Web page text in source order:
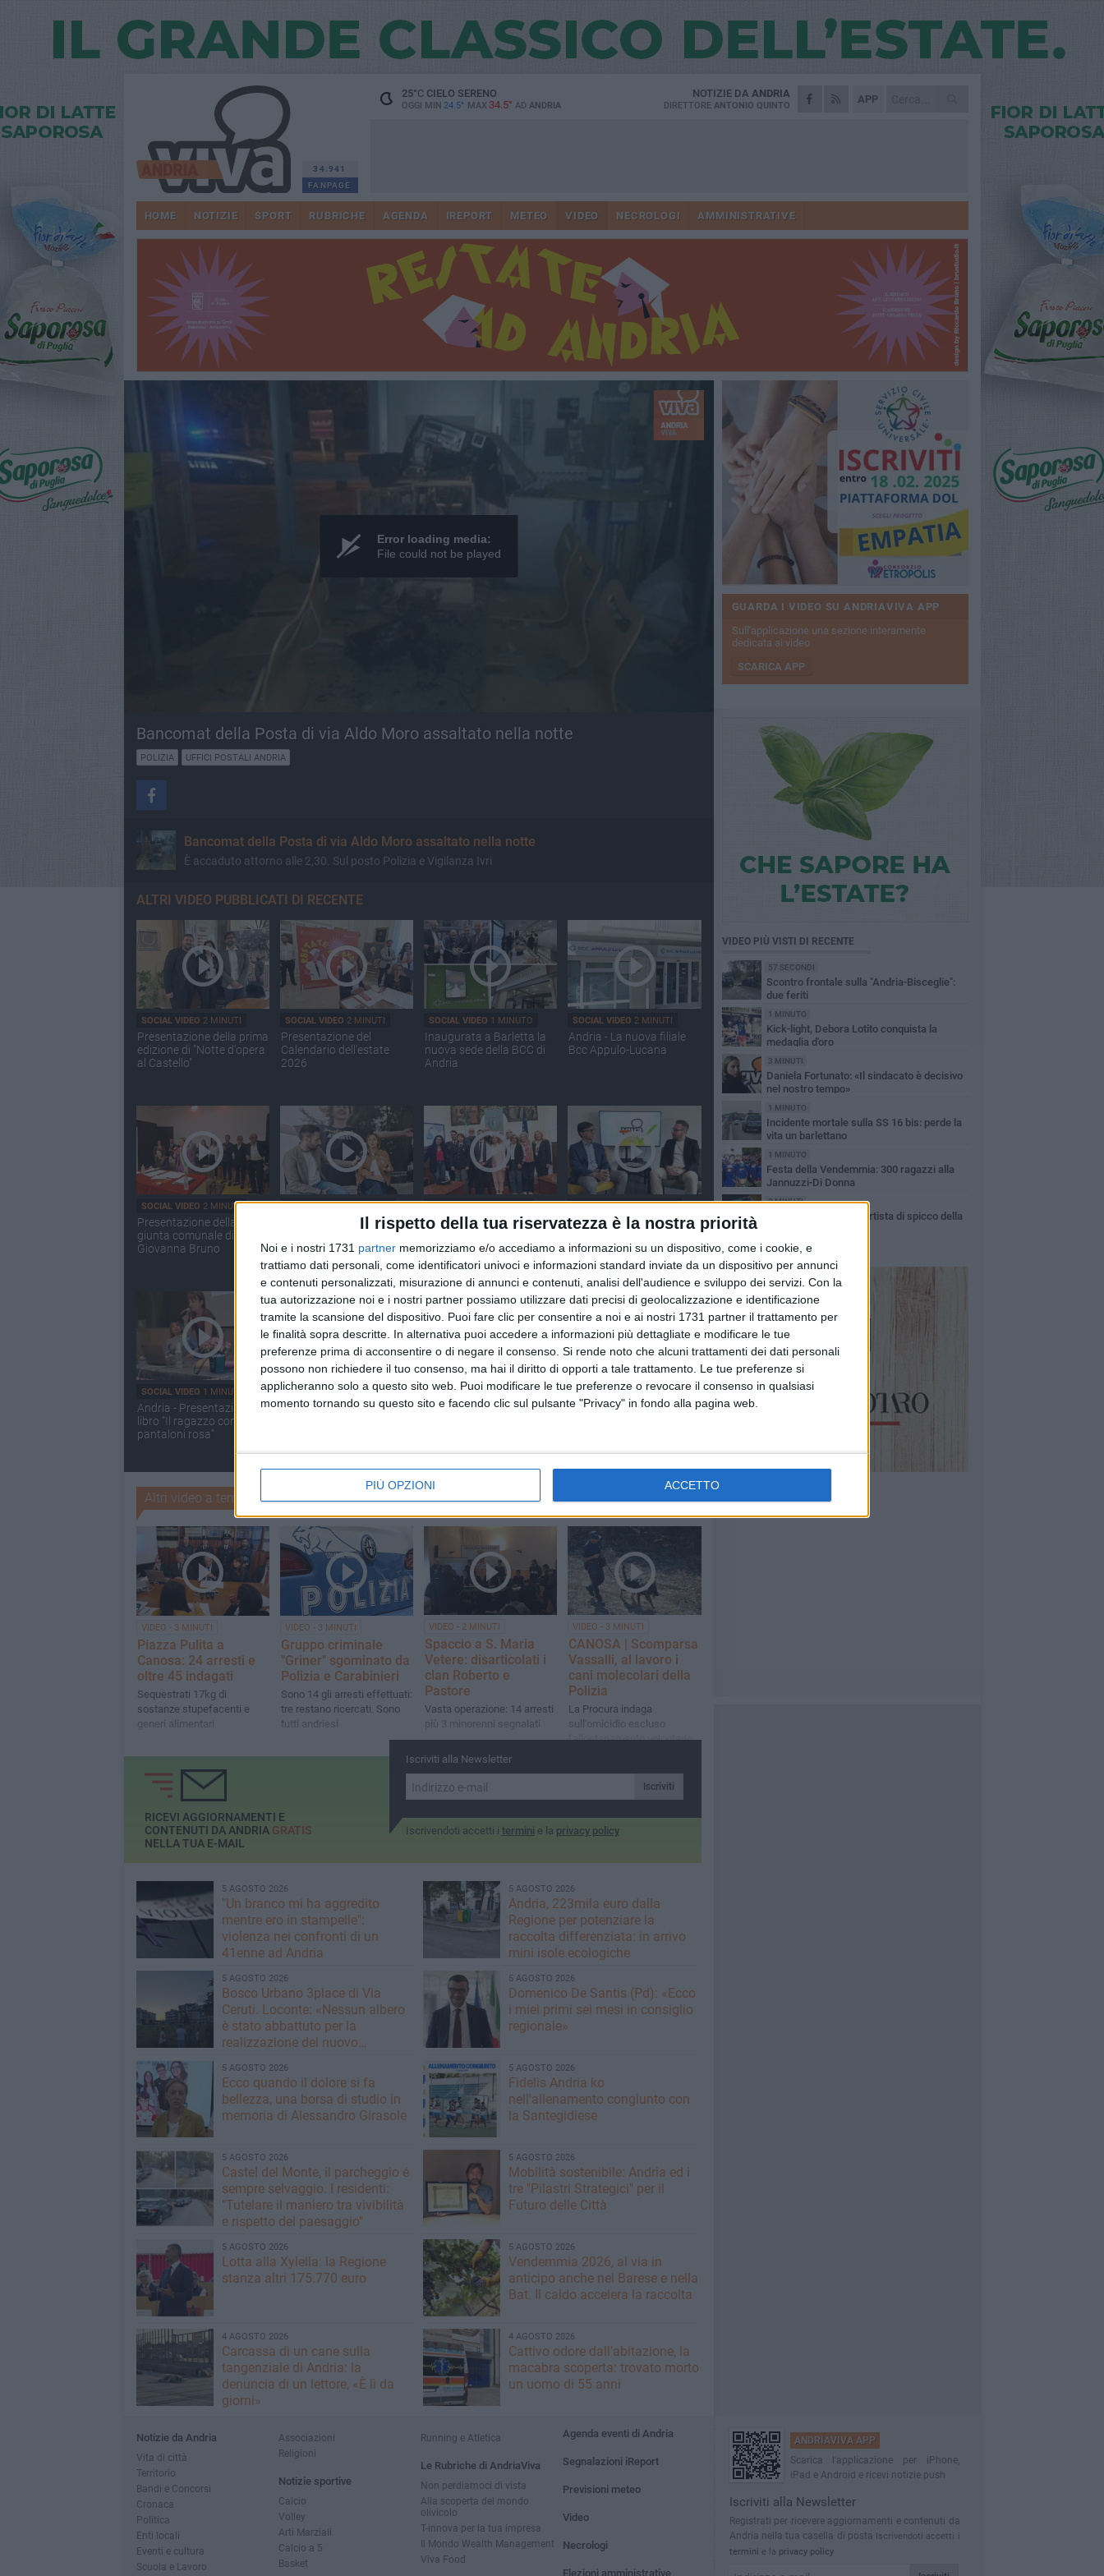
Il rispetto della tua riservatezza è la nostra priorità
Noi e i nostri 1731 partner memorizziamo e/o accediamo a informazioni su un dispositivo, come i cookie, e
trattiamo dati personali, come identificatori univoci e informazioni standard inviate da un dispositivo per annunci
e contenuti personalizzati, misurazione di annunci e contenuti, analisi dell'audience e sviluppo dei servizi. Con la
tua autorizzazione noi e i nostri partner possiamo utilizzare dati precisi di geolocalizzazione e identificazione
tramite la scansione del dispositivo. Puoi fare clic per consentire a noi e ai nostri 1731 partner il trattamento per
le finalità sopra descritte. In alternativa puoi accedere a informazioni più dettagliate e modificare le tue
preferenze prima di acconsentire o di negare il consenso. Si rende noto che alcuni trattamenti dei dati personali
possono non richiedere il tuo consenso, ma hai il diritto di opporti a tale trattamento. Le tue preferenze si
applicheranno solo a questo sito web. Puoi modificare le tue preferenze o revocare il consenso in qualsiasi
momento tornando su questo sito e facendo clic sul pulsante "Privacy" in fondo alla pagina web.
PIÙ OPZIONI ACCETTO
34.941
FANPAGE
25°CCIELO SERENO
OGGI MIN 24.5° MAX 34.5° AD ANDRIA
APP
NOTIZIE DA ANDRIA
DIRETTORE ANTONIO QUINTO
HOME NOTIZIE SPORT RUBRICHE AGENDA IREPORT METEO VIDEO NECROLOGI AMMINISTRATIVE
Error loading media:
File could not be played
Bancomat della Posta di via Aldo Moro assaltato nella notte
POLIZIA UFFICI POSTALI ANDRIA
Bancomat della Posta di via Aldo Moro assaltato nella notte
È accaduto attorno alle 2,30. Sul posto Polizia e Vigilanza Ivri
ALTRI VIDEO PUBBLICATI DI RECENTE
SOCIAL VIDEO 2 MINUTI
Presentazione della prima
edizione di "Notte d'opera
al Castello"
SOCIAL VIDEO 2 MINUTI
Presentazione del
Calendario dell'estate
2026
SOCIAL VIDEO 1 MINUTO
Inaugurata a Barletta la
nuova sede della BCC di
Andria
SOCIAL VIDEO 2 MINUTI
Andria - La nuova filiale
Bcc Appulo-Lucana
SOCIAL VIDEO 2 MINUTI
Presentazione della
giunta comunale di
Giovanna Bruno
SOCIAL VIDEO11 MINUTI
Speciale Viva Verso il
amministrative 2026 ad
Andria: Giovanna Bruno
SOCIAL VIDEO3 MINUTI
Presentazione del
la modulistica unica per la
tutela dei minori
SOCIAL VIDEO11 MINUTI
Speciale Viva Verso il
amministrative 2026 ad
Andria: Sabino
SOCIAL VIDEO 1 MINUTO
Andria - Presentazione
libro "Il ragazzo con i
pantaloni rosa"
SOCIAL VIDEO2 MINUTI
Andria - Incontro pubblico
SOCIAL VIDEO4 MINUTI
Azione sceglie il
SOCIAL VIDEO 2 MINUTI
Andria - Presentazione
Altri video a tema
VIDEO - 3 MINUTI
Piazza Pulita a
Canosa: 24 arresti e
oltre 45 indagati
Sequestrati 17kg di
sostanze stupefacenti e
generi alimentari
VIDEO - 3 MINUTI
Gruppo criminale
"Griner" sgominato da
Polizia e Carabinieri
Sono 14 gli arresti effettuati:
tre restano ricercati. Sono
tutti andriesi
VIDEO - 2 MINUTI
Spaccio a S. Maria
Vetere: disarticolati i
clan Roberto e
Pastore
Vasta operazione: 14 arresti
più 3 minorenni segnalati
VIDEO - 3 MINUTI
CANOSA | Scomparsa
Vassalli, al lavoro i
cani molecolari della
Polizia
La Procura indaga
sull'omicidio escluso
l'allontanamento volontario
Iscriviti alla Newsletter
Iscriviti
Iscrivendoti accetti i termini e la privacy policy
RICEVI AGGIORNAMENTI E
CONTENUTI DA ANDRIA GRATIS
NELLA TUA E-MAIL
5 AGOSTO 2026
"Un branco mi ha aggredito
mentre ero in stampelle":
violenza nei confronti di un
41enne ad Andria
5 AGOSTO 2026
Andria, 223mila euro dalla
Regione per potenziare la
raccolta differenziata: in arrivo
mini isole ecologiche
5 AGOSTO 2026
Bosco Urbano 3place di Via
Ceruti. Loconte: «Nessun albero
è stato abbattuto per la
realizzazione del nuovo
5 AGOSTO 2026
Domenico De Santis (Pd): «Ecco
i miei primi sei mesi in consiglio
regionale»
5 AGOSTO 2026
Ecco quando il dolore si fa
bellezza, una borsa di studio in
memoria di Alessandro Girasole
5 AGOSTO 2026
Fidelis Andria ko
nell'allenamento congiunto con
la Santegidiese
5 AGOSTO 2026
Castel del Monte, il parcheggio é
sempre selvaggio. I residenti:
"Tutelare il maniero tra vivibilità
e rispetto del paesaggio"
5 AGOSTO 2026
Mobilità sostenibile: Andria ed i
tre "Pilastri Strategici" per il
Futuro delle Città
5 AGOSTO 2026
Lotta alla Xylella: la Regione
stanza altri 175.770 euro
5 AGOSTO 2026
Vendemmia 2026, al via in
anticipo anche nel Barese e nella
Bat. Il caldo accelera la raccolta
4 AGOSTO 2026
Carcassa di un cane sulla
tangenziale di Andria: la
denuncia di un lettore, «È lì da
giorni»
4 AGOSTO 2026
Cattivo odore dall’abitazione, la
macabra scoperta: trovato morto
un uomo di 55 anni
GUARDA I VIDEO SU ANDRIAVIVA APP
Sull'applicazione una sezione interamente
dedicata ai video
SCARICA APP
VIDEO PIÙ VISTI DI RECENTE
57 SECONDI
Scontro frontale sulla "Andria-Bisceglie":
due feriti
1 MINUTO
Kick-light, Debora Lotito conquista la
medaglia d'oro
3 MINUTI
Daniela Fortunato: «Il sindacato è decisivo
nel nostro tempo»
1 MINUTO
Incidente mortale sulla SS 16 bis: perde la
vita un barlettano
1 MINUTO
Festa della Vendemmia: 300 ragazzi alla
Jannuzzi-Di Donna
2 MINUTI
Cesare Fracanzano: artista di spicco della
Notizie da Andria
Vita di città
Territorio
Bandi e Concorsi
Cronaca
Politica
Enti locali
Eventi e cultura
Scuola e Lavoro
Associazioni
Religioni
Notizie sportive
Calcio
Volley
Arti Marziali
Calcio a 5
Basket
Running e Atletica
Le Rubriche di AndriaViva
Non perdiamoci di vista
Alla scoperta del mondo
olivicolo
T-innova per la tua impresa
Il Mondo Wealth Management
Viva Food
Agenda eventi di Andria
Segnalazioni iReport
Previsioni meteo
Video
Necrologi
Elezioni amministrative
ANDRIAVIVA APP
Scarica l'applicazione per iPhone,
iPad e Android e ricevi notizie push
Iscriviti alla Newsletter
Registrati per ricevere aggiornamenti e contenuti da
Andria nella tua casella di posta Iscrivendoti accetti i
termini e la privacy policy